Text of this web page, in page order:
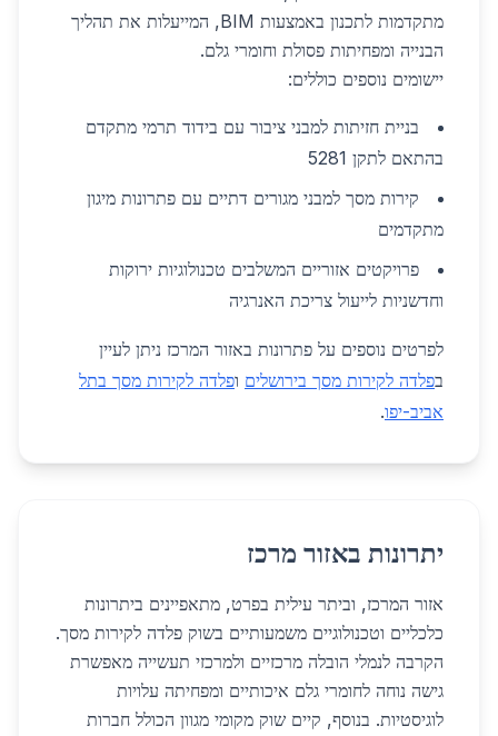
מתקדמות לתכנון באמצעות BIM, המייעלות את תהליך
הבנייה ומפחיתות פסולת וחומרי גלם.
יישומים נוספים כוללים:
בניית חזיתות למבני ציבור עם בידוד תרמי מתקדם
בהתאם לתקן 5281
קירות מסך למבני מגורים דתיים עם פתרונות מיגון
מתקדמים
פרויקטים אזוריים המשלבים טכנולוגיות ירוקות
וחדשניות לייעול צריכת האנרגיה
לפרטים נוספים על פתרונות באזור המרכז ניתן לעיין
בפלדה לקירות מסך בירושלים ופלדה לקירות מסך בתל
אביב-יפו.
יתרונות באזור מרכז
אזור המרכז, וביתר עילית בפרט, מתאפיינים ביתרונות
כלכליים וטכנולוגיים משמעותיים בשוק פלדה לקירות מסך.
הקרבה לנמלי הובלה מרכזיים ולמרכזי תעשייה מאפשרת
גישה נוחה לחומרי גלם איכותיים ומפחיתה עלויות
לוגיסטיות. בנוסף, קיים שוק מקומי מגוון הכולל חברות